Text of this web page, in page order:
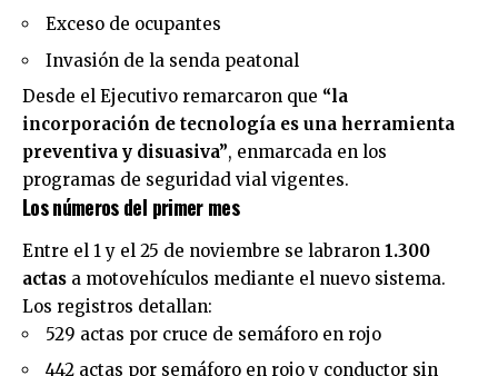
Exceso de ocupantes
Invasión de la senda peatonal
Desde el Ejecutivo remarcaron que “la
incorporación de tecnología es una herramienta
preventiva y disuasiva”, enmarcada en los
programas de seguridad vial vigentes.
Los números del primer mes
Entre el 1 y el 25 de noviembre se labraron 1.300
actas a motovehículos mediante el nuevo sistema.
Los registros detallan:
529 actas por cruce de semáforo en rojo
442 actas por semáforo en rojo y conductor sin